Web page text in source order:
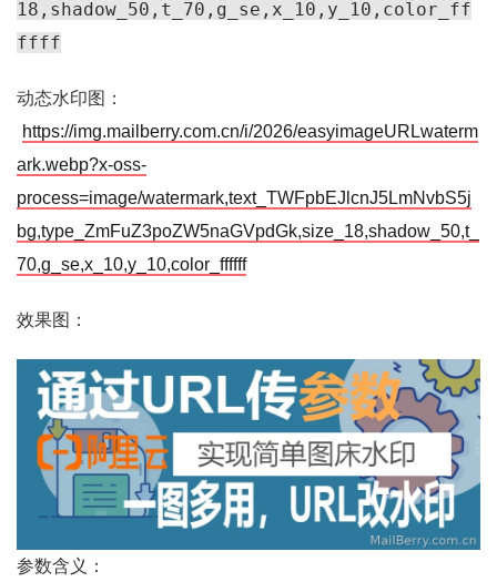
18,shadow_50,t_70,g_se,x_10,y_10,color_ff
ffff
动态水印图：
https://img.mailberry.com.cn/i/2026/easyimageURLwaterm
ark.webp?x-oss-
process=image/watermark,text_TWFpbEJlcnJ5LmNvbS5j
bg,type_ZmFuZ3poZW5naGVpdGk,size_18,shadow_50,t_
70,g_se,x_10,y_10,color_ffffff
效果图：
参数含义：